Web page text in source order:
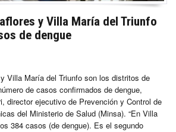
y Villa María del Triunfo
de dengue
Villa María del Triunfo son los distritos de
de casos confirmados de dengue,
director ejecutivo de Prevención y Control de
del Ministerio de Salud (Minsa). “En Villa
384 casos (de dengue). Es el segundo